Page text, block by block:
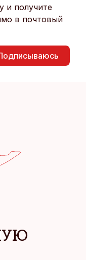
и получите
в почтовый